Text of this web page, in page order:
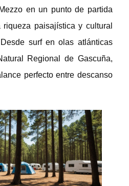
en un punto de partida
paisajística y cultural
surf en olas atlánticas
Regional de Gascuña,
perfecto entre descanso